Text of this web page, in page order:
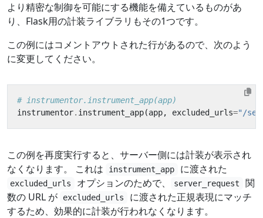
より精密な制御を可能にする機能を備えているものがあ
り、Flask用の計装ライブラリもその1つです。
この例にはコメントアウトされた行があるので、次のよう
に変更してください。
# instrumentor.instrument_app(app)
instrumentor. instrument_app(app, excluded_urls="/
この例を再度実行すると、サーバー側には計装が表示され
なくなります。 これは
instrument_app に渡された
excluded_urls オプションのためで、 server_request
関
数の URL が
excluded_urls
に渡された正規表現にマッチ
するため、効果的に計装が行われなくなります。